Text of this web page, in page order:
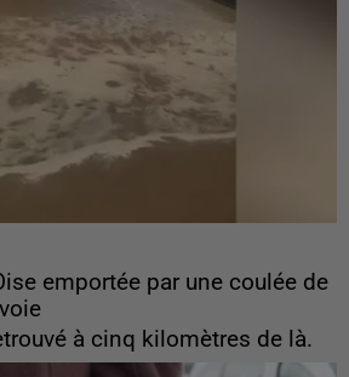
emportée par une coulée de
à cinq kilomètres de là.